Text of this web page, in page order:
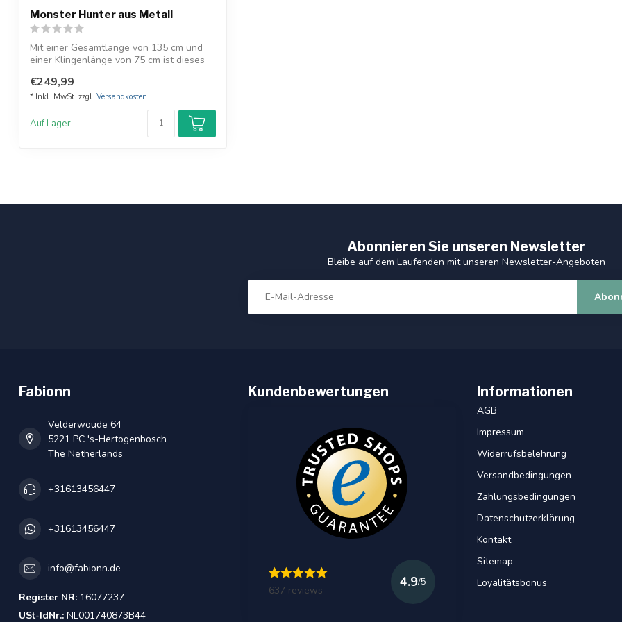
Monster Hunter aus Metall
Mit einer Gesamtlänge von 135 cm und
einer Klingenlänge von 75 cm ist dieses
€249,99
* Inkl. MwSt. zzgl. Versandkosten
Auf Lager
Abonnieren Sie unseren Newsletter
Bleibe auf dem Laufenden mit unseren Newsletter-Angeboten
Fabionn
Velderwoude 64
5221 PC 's-Hertogenbosch
The Netherlands
+31613456447
+31613456447
info@fabionn.de
Register NR: 16077237
USt-IdNr.: NL001740873B44
Kundenbewertungen
637 reviews
4.9/5
Informationen
AGB
Impressum
Widerrufsbelehrung
Versandbedingungen
Zahlungsbedingungen
Datenschutzerklärung
Kontakt
Sitemap
Loyalitätsbonus